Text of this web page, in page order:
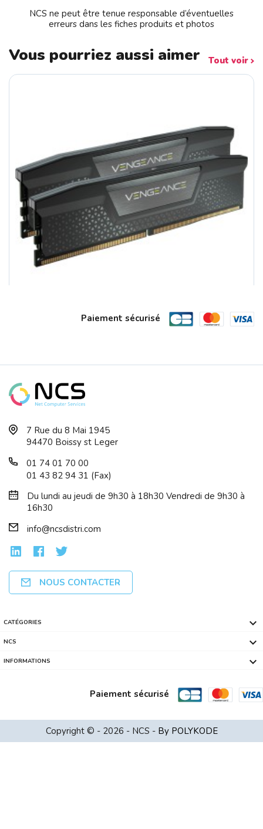
NCS ne peut être tenue responsable d’éventuelles
erreurs dans les fiches produits et photos
Vous pourriez aussi aimer Tout voir
DDR4 8Go PC3200 CRUCIAL Retail Sous B...
Paiement sécurisé
7 Rue du 8 Mai 1945
94470 Boissy st Leger
01 74 01 70 00
01 43 82 94 31 (Fax)
Du lundi au jeudi de 9h30 à 18h30 Vendredi de 9h30 à
16h30
info@ncsdistri.com
NOUS CONTACTER
CATÉGORIES 
NCS 
INFORMATIONS 
Paiement sécurisé
Copyright © - 2026 - NCS - By POLYKODE